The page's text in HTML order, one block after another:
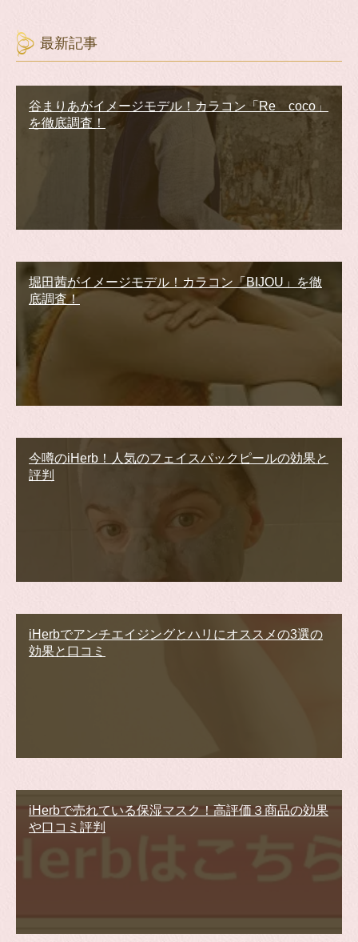
最新記事
谷まりあがイメージモデル！カラコン「Re coco」
を徹底調査！
堀田茜がイメージモデル！カラコン「BIJOU」を徹
底調査！
今噂のiHerb！人気のフェイスパックピールの効果と
評判
iHerbでアンチエイジングとハリにオススメの3選の
効果と口コミ
iHerbで売れている保湿マスク！高評価３商品の効果
や口コミ評判